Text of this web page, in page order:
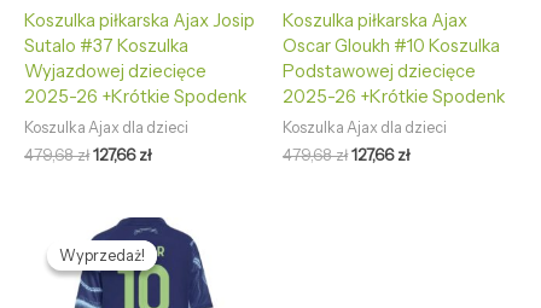
Koszulka piłkarska Ajax Josip
Sutalo #37 Koszulka
Wyjazdowej dziecięce
2025-26 +Krótkie Spodenk
Koszulka Ajax dla dzieci
479,68zł127,66zł
Koszulka piłkarska Ajax
Oscar Gloukh #10 Koszulka
Podstawowej dziecięce
2025-26 +Krótkie Spodenk
Koszulka Ajax dla dzieci
479,68zł127,66zł
Wyprzedaż!
Wyprzedaż!
Pierwotna
cena
wynosiła:
479,68 zł.
Aktualna
cena
wynosi:
127,66 zł.